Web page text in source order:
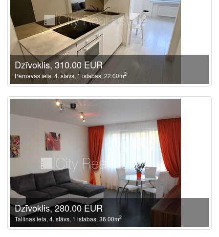
Dzīvoklis, 310.00 EUR
Pērnavas iela, 4. stāvs, 1 istabas, 22.00m2
Dzīvoklis, 280.00 EUR
Tallinas iela, 4. stāvs, 1 istabas, 36.00m2